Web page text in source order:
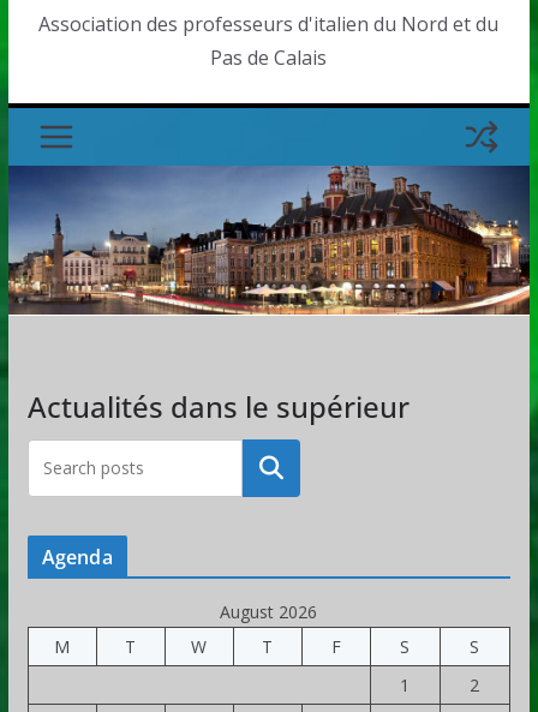
Association des professeurs d'italien du Nord et du
Pas de Calais
Actualités dans le supérieur
Rechercher
Agenda
August 2026
M
T W T F S
S
1
2